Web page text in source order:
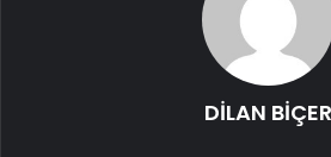
DİLAN BİÇER